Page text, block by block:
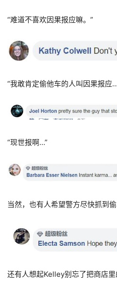
“难道不喜欢因果报应嘛。”
“我敢肯定偷他车的人叫因果报应
“现世报啊…”
当然，也有人希望警方尽快抓到
还有人想起Kelley别忘了把商店